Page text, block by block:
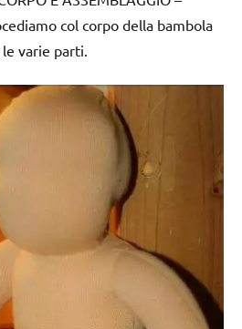
col corpo della bambola
varie parti.